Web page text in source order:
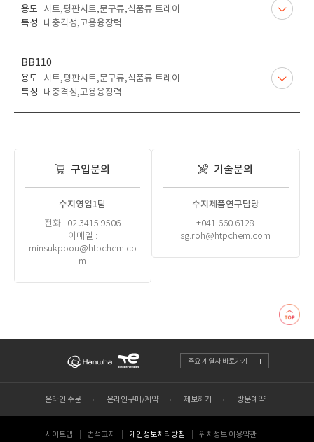
용도
시트,평판시트,문구류,식품류 트레이
특성
내충격성,고용융장력
BB110
용도
시트,평판시트,문구류,식품류 트레이
특성
내충격성,고용융장력
구입문의
수지영업1팀
전화 : 02.3415.9506
이메일 :
minsukpoou@htpchem.co
m
기술문의
수지제품연구담당
+041.660.6128
sg.roh@htpchem.com
주요 계열사 바로가기
온라인 주문 온라인구매/계약 제보하기 방문예약
사이트맵 법적고지 개인정보처리방침 위치정보 이용약관